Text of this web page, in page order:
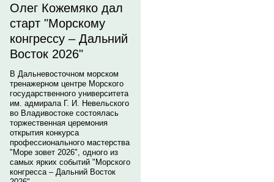
Олег Кожемяко дал
старт "Морскому
конгрессу – Дальний
Восток 2026"
В Дальневосточном морском
тренажерном центре Морского
государственного университета
им. адмирала Г. И. Невельского
во Владивостоке состоялась
торжественная церемония
открытия конкурса
профессионального мастерства
"Море зовет 2026", одного из
самых ярких событий "Морского
конгресса – Дальний Восток